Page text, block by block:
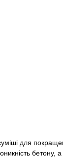
для
бетону,